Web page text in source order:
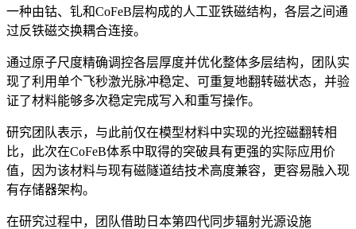
一种由钴、钆和CoFeB层构成的人工亚铁磁结构，各层之间通
过反铁磁交换耦合连接。
通过原子尺度精确调控各层厚度并优化整体多层结构，团队实
现了利用单个飞秒激光脉冲稳定、可重复地翻转磁状态，并验
证了材料能够多次稳定完成写入和重写操作。
研究团队表示，与此前仅在模型材料中实现的光控磁翻转相
比，此次在CoFeB体系中取得的突破具有更强的实际应用价
值，因为该材料与现有磁隧道结技术高度兼容，更容易融入现
有存储器架构。
在研究过程中，团队借助日本第四代同步辐射光源设施